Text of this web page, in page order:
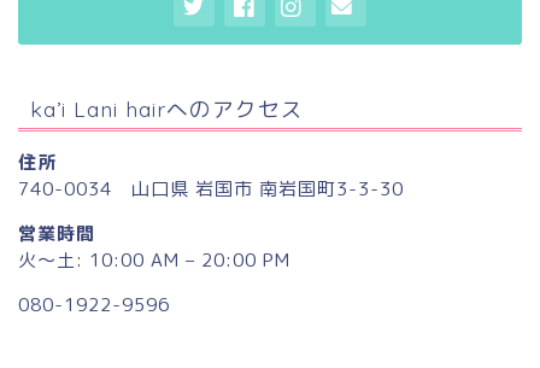
ka’i Lani hairへのアクセス
住所
740-0034 山口県 岩国市 南岩国町3-3-30
営業時間
火〜土: 10:00 AM – 20:00 PM
080-1922-9596